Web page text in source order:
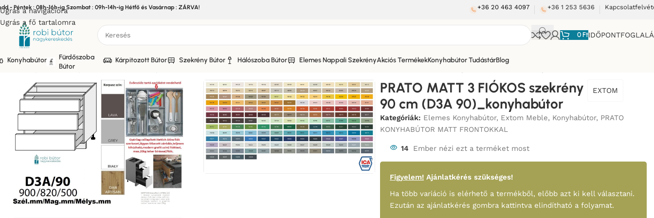
Ugrás a navigációra
Ugrás a fő tartalomra
- Péntek : 08h-16h-ig Szombat : 09h-14h-ig Hétfő és Vasárnap : ZÁRVA! +36 20 463 4097 +36 1 253 5636
0Ft
Konyhabútor
Fürdőszoba
Bútor
Kárpitozott Bútor Szekrény Bútor Hálószoba Bútor Elemes Nappali SzekrényAkciós TermékekKonyhabútor TudástárBlog
Bútor/Konyhabútor
PRATO MATT 3 FIÓKOS szekrény
90 cm (D3A 90)_konyhabútor
EXTOM
Kategóriák: Elemes Konyhabútor, Extom Meble, Konyhabútor, PRATO
KONYHABÚTOR MATT FRONTOKKAL
14 Ember nézi ezt a terméket most
Figyelem! Ajánlatkérés szükséges!
Ha több variáció is elérhető a termékből, előbb azt ki kell választani.
Ezután az ajánlatkérés gombra kattintva elindítható a folyamat.